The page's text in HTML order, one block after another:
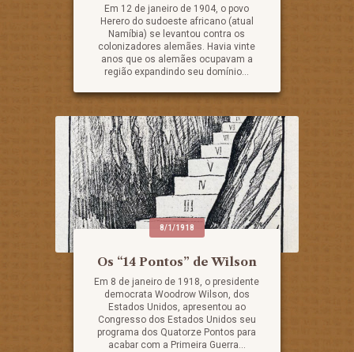
Em 12 de janeiro de 1904, o povo
Herero do sudoeste africano (atual
Namíbia) se levantou contra os
colonizadores alemães. Havia vinte
anos que os alemães ocupavam a
região expandindo seu domínio...
8/1/1918
Os “14 Pontos” de Wilson
Em 8 de janeiro de 1918, o presidente
democrata Woodrow Wilson, dos
Estados Unidos, apresentou ao
Congresso dos Estados Unidos seu
programa dos Quatorze Pontos para
acabar com a Primeira Guerra...